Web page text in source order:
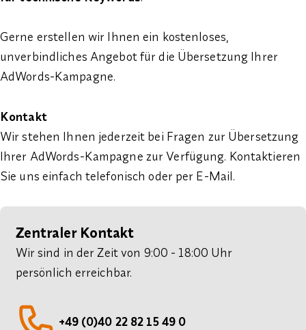
Gerne erstellen wir Ihnen ein kostenloses,
unverbindliches Angebot für die Übersetzung Ihrer
AdWords-Kampagne.
Kontakt
Wir stehen Ihnen jederzeit bei Fragen zur Übersetzung
Ihrer AdWords-Kampagne zur Verfügung. Kontaktieren
Sie uns einfach telefonisch oder per E-Mail.
Zentraler Kontakt
Wir sind in der Zeit von 9:00 - 18:00 Uhr
persönlich erreichbar.
+49 (0)40 22 82 15 49 0